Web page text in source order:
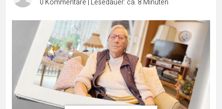
0 Kommentare | Lesedauer: ca. 8 Minuten